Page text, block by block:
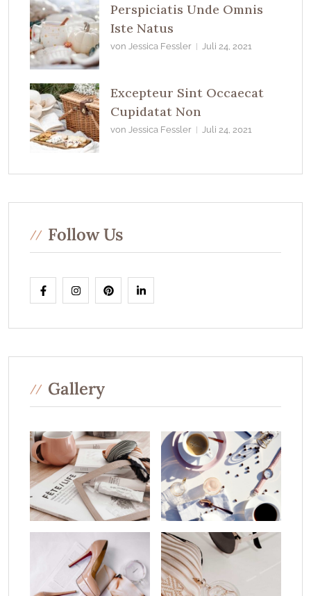
Perspiciatis Unde Omnis
Iste Natus
von Jessica Fessler Juli 24, 2021
Excepteur Sint Occaecat
Cupidatat Non
von Jessica Fessler Juli 24, 2021
Follow Us
Gallery